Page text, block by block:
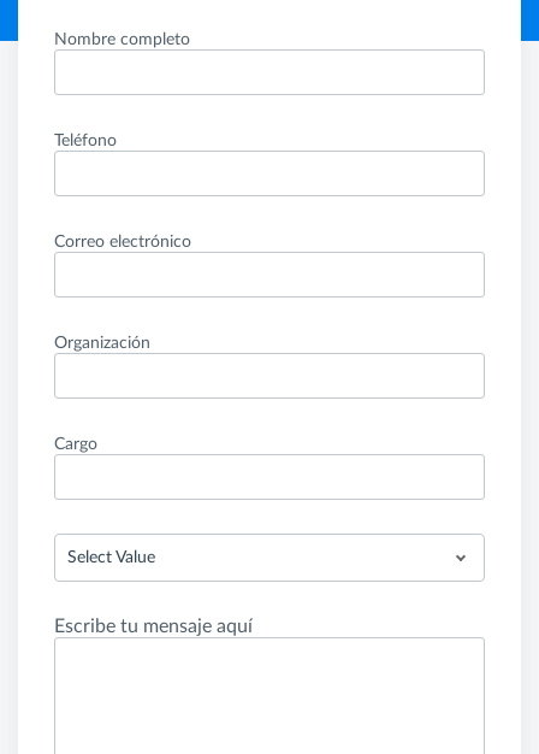
Nombre completo
Teléfono
Correo electrónico
Organización
Cargo
Select Value
Escribe tu mensaje aquí